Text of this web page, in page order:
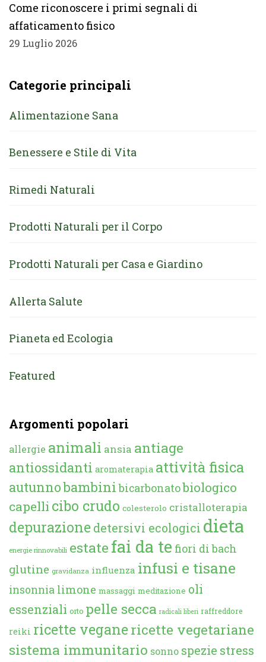
Come riconoscere i primi segnali di
affaticamento fisico
29 Luglio 2026
Categorie principali
Alimentazione Sana
Benessere e Stile di Vita
Rimedi Naturali
Prodotti Naturali per il Corpo
Prodotti Naturali per Casa e Giardino
Allerta Salute
Pianeta ed Ecologia
Featured
Argomenti popolari
allergie animali ansia antiage
antiossidanti aromaterapia attività fisica
autunnobambini bicarbonatobiologico
capelli cibo crudo colesterolo cristalloterapia
depurazione detersivi ecologici dieta
energie rinnovabili estate fai da te fiori di bach
glutine gravidanza influenza infusi e tisane
insonnia limone massaggi meditazione oli
essenziali orto pelle secca radicali liberi raffreddore
reiki ricette veganericette vegetariane
sistema immunitario sonno spezie stress